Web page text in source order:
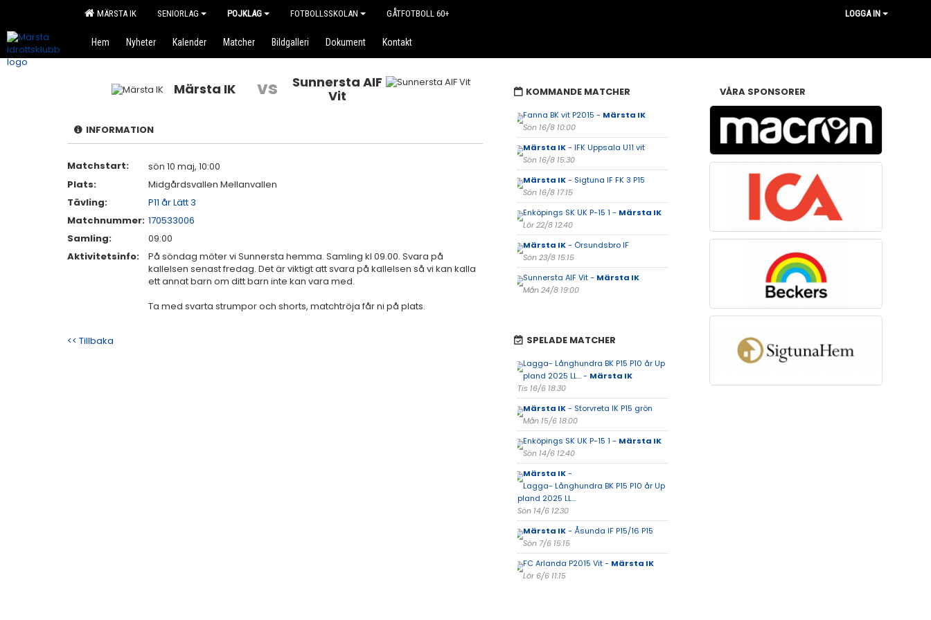
MÄRSTA IK SENIORLAG POJKLAG FOTBOLLSSKOLAN GÅTFOTBOLL 60+ LOGGA IN
Hem Nyheter Kalender Matcher Bildgalleri Dokument Kontakt
Märsta IK vs
Sunnersta AIF
Vit
INFORMATION
Matchstart:
sön 10 maj, 10:00
Plats:
Midgårdsvallen Mellanvallen
Tävling:
P11 år Lätt 3
Matchnummer: 170533006
Samling:
09:00
Aktivitetsinfo:
På söndag möter vi Sunnersta hemma. Samling kl 09.00. Svara på
kallelsen senast fredag. Det är viktigt att svara på kallelsen så vi kan kalla
ett annat barn om ditt barn inte kan vara med.
Ta med svarta strumpor och shorts, matchtröja får ni på plats.
<< Tillbaka
KOMMANDE MATCHER
Fanna BK vit P2015 - Märsta IK
Sön 16/8 10:00
Märsta IK- IFK Uppsala U11 vit
Sön 16/8 15:30
Märsta IK- Sigtuna IF FK 3 P15
Sön 16/8 17:15
Enköpings SK UK P-15 1 - Märsta IK
Lör 22/8 12:40
Märsta IK- Örsundsbro IF
Sön 23/8 15:15
Sunnersta AIF Vit - Märsta IK
Mån 24/8 19:00
SPELADE MATCHER
Lagga- Långhundra BK P15 P10 år Up
pland 2025 LL... - Märsta IK
Tis 16/6 18:30
Märsta IK- Storvreta IK P15 grön
Mån 15/6 18:00
Enköpings SK UK P-15 1 - Märsta IK
Sön 14/6 12:40
Märsta IK-
Lagga- Långhundra BK P15 P10 år Up
pland 2025 LL...
Sön 14/6 12:30
Märsta IK- Åsunda IF P15/16 P15
Sön 7/6 15:15
FC Arlanda P2015 Vit - Märsta IK
Lör 6/6 11:15
VÅRA SPONSORER